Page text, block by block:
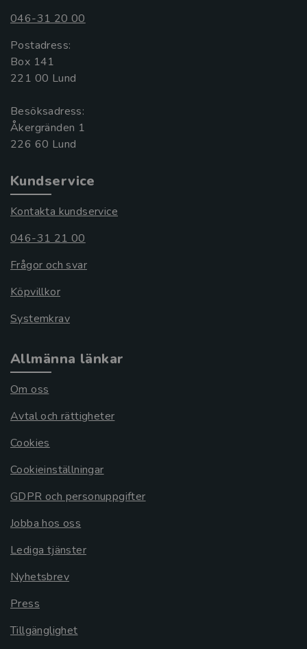
046-31 20 00
Postadress:
Box 141
221 00 Lund
Besöksadress:
Åkergränden 1
Kundservice
Kontakta kundservice
046-31 21 00
Frågor och svar
Köpvillkor
Systemkrav
Allmänna länkar
Om oss
Avtal och rättigheter
Cookies
Cookieinställningar
GDPR och personuppgifter
Jobba hos oss
Lediga tjänster
Nyhetsbrev
Press
Tillgänglighet